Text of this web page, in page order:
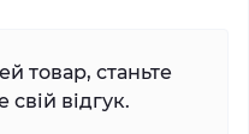
товар, станьте
відгук.